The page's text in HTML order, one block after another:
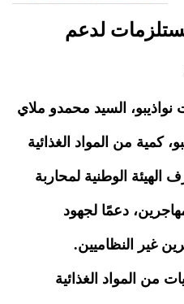
لدعم
السيد محمدو ملاي
كمية من المواد الغذائية
الوطنية لمحاربة
دعمًا لجهود
غير النظاميين.
من المواد الغذائية